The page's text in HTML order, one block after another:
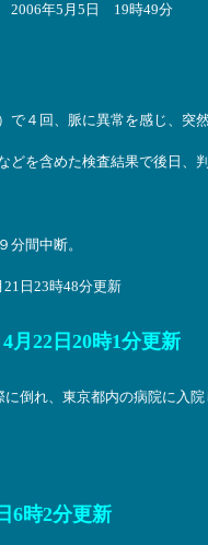
2006年5月5日 19時49分
４回、脈に異常を感じ、突然
を含めた検査結果で後日、
間中断。
日23時48分更新
22日20時1分更新
倒れ、東京都内の病院に入
時2分更新